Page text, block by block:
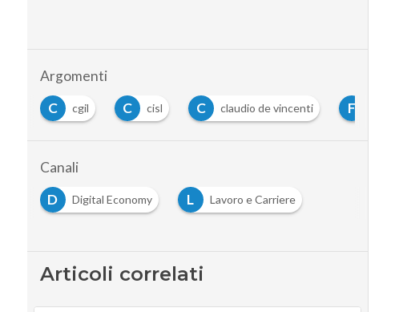
Argomenti
C cisl C claudio de vincenti F federica guidi
Canali
D
Digital Economy L Lavoro e Carriere
Articoli correlati